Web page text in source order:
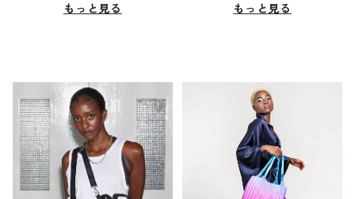
もっと見る
もっと見る